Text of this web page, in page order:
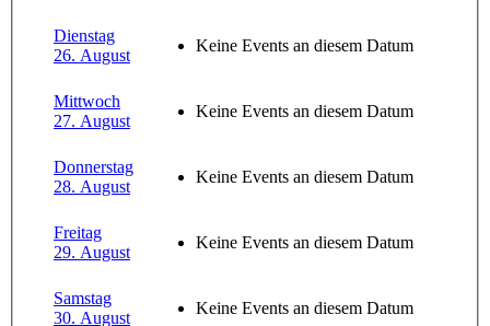
Dienstag
26. August
Keine Events an diesem Datum
Mittwoch
27. August
Keine Events an diesem Datum
Donnerstag
28. August
Keine Events an diesem Datum
Freitag
29. August
Keine Events an diesem Datum
Samstag
30. August
Keine Events an diesem Datum